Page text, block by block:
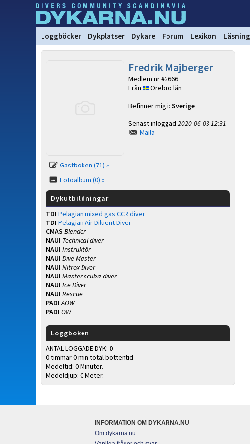
Loggböcker Dykplatser Dykare Forum Lexikon Läsning
Gästboken (71) »
Fotoalbum (0) »
Fredrik Majberger
Medlem nr #2666
Från
Örebro län
Befinner mig i:Sverige
Senast inloggad2020-06-03 12:31
Maila
Dykutbildningar
TDI Pelagian mixed gas CCR diver
TDI Pelagian Air Diluent Diver
CMAS Blender
NAUI Technical diver
NAUI Instruktör
NAUI Dive Master
NAUI Nitrox Diver
NAUI Master scuba diver
NAUI Ice Diver
NAUI Rescue
PADI AOW
PADI OW
Loggboken
ANTAL LOGGADE DYK: 0
0 timmar 0 min total bottentid
Medeltid: 0 Minuter.
Medeldjup: 0 Meter.
INFORMATION OM DYKARNA.NU
Om dykarna.nu